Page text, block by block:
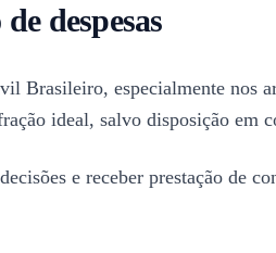
despesas
Brasileiro, especialmente nos
ideal, salvo disposição
e receber prestação de